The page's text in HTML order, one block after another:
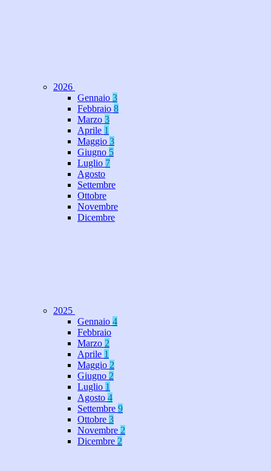
2026
Gennaio 3
Febbraio 8
Marzo 3
Aprile 1
Maggio 3
Giugno 5
Luglio 7
Agosto
Settembre
Ottobre
Novembre
Dicembre
2025
Gennaio 4
Febbraio
Marzo 2
Aprile 1
Maggio 2
Giugno 2
Luglio 1
Agosto 4
Settembre 9
Ottobre 3
Novembre 2
Dicembre 2